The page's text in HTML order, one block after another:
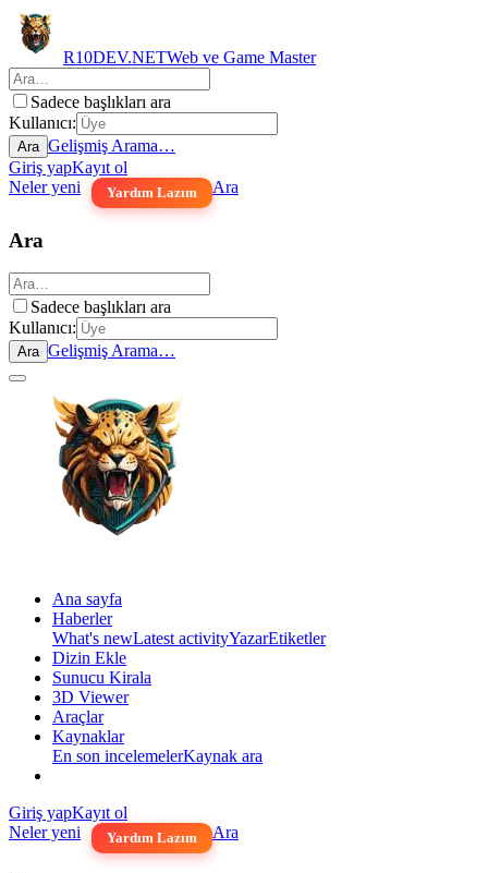
R10DEV.NETWeb ve Game Master
Sadece başlıkları ara
Kullanıcı:
Ara Gelişmiş Arama…
Giriş yapKayıt ol
Neler yeni
Yardım Lazım Ara
Ara
Sadece başlıkları ara
Kullanıcı:
Ara Gelişmiş Arama…
Ana sayfa
Haberler
What's newLatest activityYazarEtiketler
Dizin Ekle
Sunucu Kirala
3D Viewer
Araçlar
Kaynaklar
En son incelemelerKaynak ara
Giriş yapKayıt ol
Neler yeni
Yardım Lazım Ara